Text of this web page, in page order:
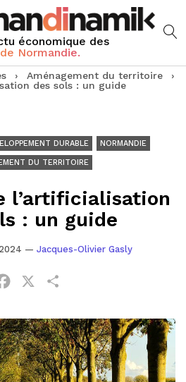
économique des
Normandie.
› Aménagement du territoire
›
des sols : un guide
DURABLE NORMANDIE
DU TERRITOIRE
l’artificialisation
: un guide
— Jacques-Olivier Gasly
Facebook